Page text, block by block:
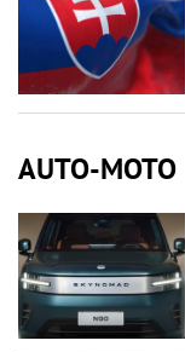
AUTO-MOTO